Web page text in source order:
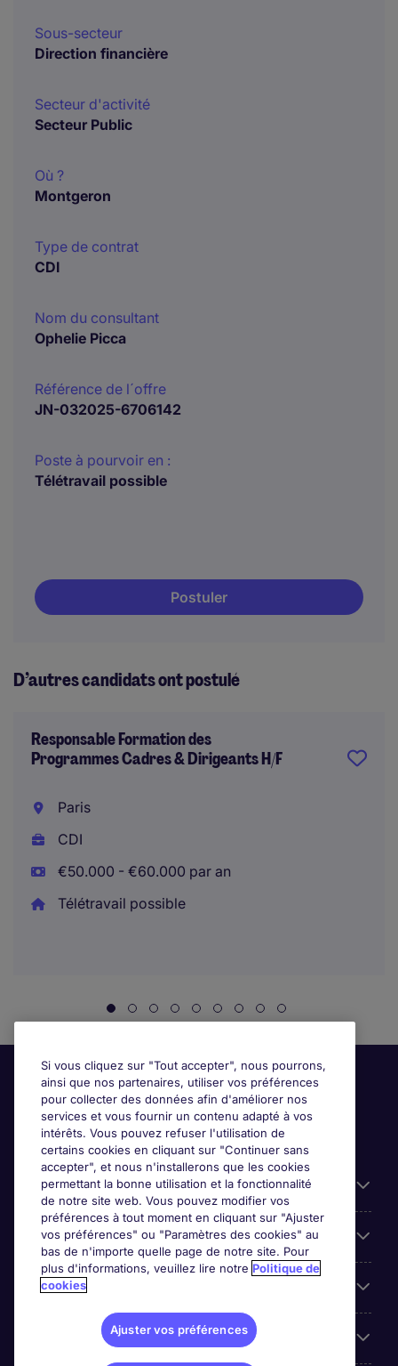
Sous-secteur
Direction financière
Secteur d'activité
Secteur Public
Où ?
Montgeron
Type de contrat
CDI
Nom du consultant
Ophelie Picca
Référence de l´offre
JN-032025-6706142
Poste à pourvoir en :
Télétravail possible
Postuler
D’autres candidats ont postulé
Responsable Formation des
Programmes Cadres & Dirigeants H/F
Paris
CDI
€50.000 - €60.000 par an
Télétravail possible
Candidats
Entreprises
Contact
Les avis Google
Si vous cliquez sur "Tout accepter", nous pourrons,
ainsi que nos partenaires, utiliser vos préférences
pour collecter des données afin d'améliorer nos
services et vous fournir un contenu adapté à vos
intérêts. Vous pouvez refuser l'utilisation de
certains cookies en cliquant sur "Continuer sans
accepter", et nous n'installerons que les cookies
permettant la bonne utilisation et la fonctionnalité
de notre site web. Vous pouvez modifier vos
préférences à tout moment en cliquant sur "Ajuster
vos préférences" ou "Paramètres des cookies" au
bas de n'importe quelle page de notre site. Pour
plus d'informations, veuillez lire notre Politique de
cookies
Ajuster vos préférences